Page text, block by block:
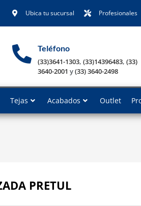
Ubica tu sucursal Profesionales
Teléfono
(33)3641-1303, (33)14396483, (33)
3640-2001 y(33) 3640-2498
Tejas Acabados Outlet
PRETUL